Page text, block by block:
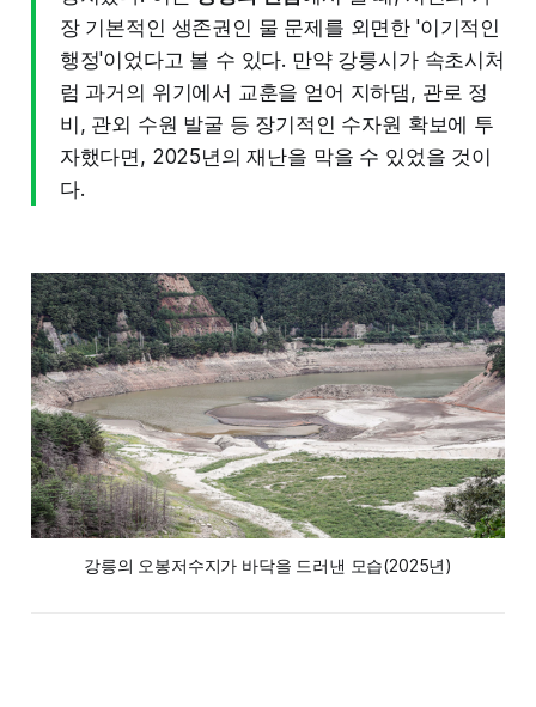
장 기본적인 생존권인 물 문제를 외면한 '이기적인
행정'이었다고 볼 수 있다. 만약 강릉시가 속초시처
럼 과거의 위기에서 교훈을 얻어 지하댐, 관로 정
비, 관외 수원 발굴 등 장기적인 수자원 확보에 투
자했다면, 2025년의 재난을 막을 수 있었을 것이
다.
강릉의 오봉저수지가 바닥을 드러낸 모습(2025년)